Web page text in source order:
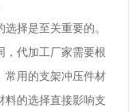
择是至关重要的。
，代加工厂家需要根
常用的支架冲压件材
料的选择直接影响支